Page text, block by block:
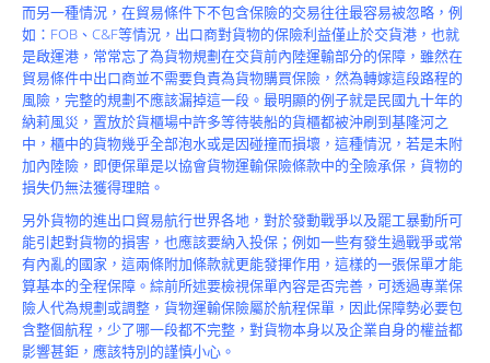
而另一種情況，在貿易條件下不包含保險的交易往往最容易被忽略，例
如：FOB、C&F等情況，出口商對貨物的保險利益僅止於交貨港，也就
是啟運港，常常忘了為貨物規劃在交貨前內陸運輸部分的保障，雖然在
貿易條件中出口商並不需要負責為貨物購買保險，然為轉嫁這段路程的
風險，完整的規劃不應該漏掉這一段。最明顯的例子就是民國九十年的
納莉風災，置放於貨櫃場中許多等待裝船的貨櫃都被沖刷到基隆河之
中，櫃中的貨物幾乎全部泡水或是因碰撞而損壞，這種情況，若是未附
加內陸險，即便保單是以協會貨物運輸保險條款中的全險承保，貨物的
損失仍無法獲得理賠。
另外貨物的進出口貿易航行世界各地，對於發動戰爭以及罷工暴動所可
能引起對貨物的損害，也應該要納入投保；例如一些有發生過戰爭或常
有內亂的國家，這兩條附加條款就更能發揮作用，這樣的一張保單才能
算基本的全程保障。綜前所述要檢視保單內容是否完善，可透過專業保
險人代為規劃或調整，貨物運輸保險屬於航程保單，因此保障勢必要包
含整個航程，少了哪一段都不完整，對貨物本身以及企業自身的權益都
影響甚鉅，應該特別的謹慎小心。